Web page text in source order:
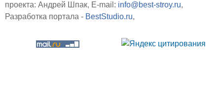
проекта: Андрей Шпак E-mail: info@best-stroy.ru
Разработка портала - BestStudio.ru